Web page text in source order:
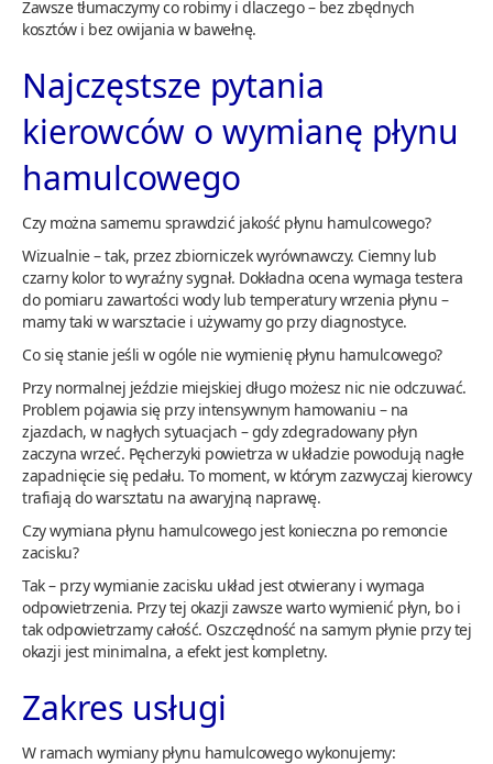
Zawsze tłumaczymy co robimy i dlaczego – bez zbędnych
kosztów i bez owijania w bawełnę.
Najczęstsze pytania
kierowców o wymianę płynu
hamulcowego
Czy można samemu sprawdzić jakość płynu hamulcowego?
Wizualnie – tak, przez zbiorniczek wyrównawczy. Ciemny lub
czarny kolor to wyraźny sygnał. Dokładna ocena wymaga testera
do pomiaru zawartości wody lub temperatury wrzenia płynu –
mamy taki w warsztacie i używamy go przy diagnostyce.
Co się stanie jeśli w ogóle nie wymienię płynu hamulcowego?
Przy normalnej jeździe miejskiej długo możesz nic nie odczuwać.
Problem pojawia się przy intensywnym hamowaniu – na
zjazdach, w nagłych sytuacjach – gdy zdegradowany płyn
zaczyna wrzeć. Pęcherzyki powietrza w układzie powodują nagłe
zapadnięcie się pedału. To moment, w którym zazwyczaj kierowcy
trafiają do warsztatu na awaryjną naprawę.
Czy wymiana płynu hamulcowego jest konieczna po remoncie
zacisku?
Tak – przy wymianie zacisku układ jest otwierany i wymaga
odpowietrzenia. Przy tej okazji zawsze warto wymienić płyn, bo i
tak odpowietrzamy całość. Oszczędność na samym płynie przy tej
okazji jest minimalna, a efekt jest kompletny.
Zakres usługi
W ramach wymiany płynu hamulcowego wykonujemy: